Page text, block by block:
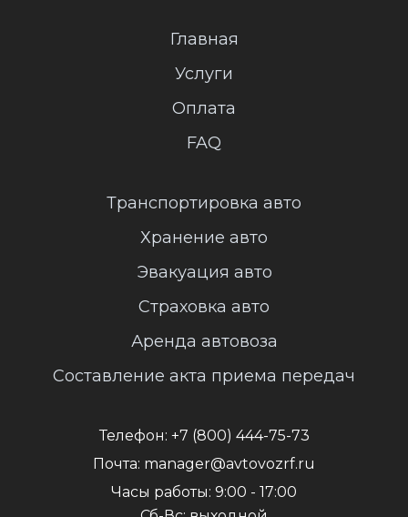
Главная
Услуги
Оплата
FAQ
Транспортировка авто
Хранение авто
Эвакуация авто
Страховка авто
Аренда автовоза
Составление акта приема передач
Телефон: +7 (800) 444-75-73
Почта: manager@avtovozrf.ru
Часы работы: 9:00 - 17:00